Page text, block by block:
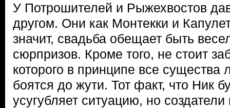
У Потрошителей и Рыжехвостов
другом. Они как Монтекки и
значит, свадьба обещает быть
сюрпризов. Кроме того, не стоит
которого в принципе все существа
боятся до жути. Тот факт, что Ник
усугубляет ситуацию, но